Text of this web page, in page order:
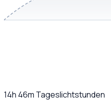
14h 46m Tageslichtstunden